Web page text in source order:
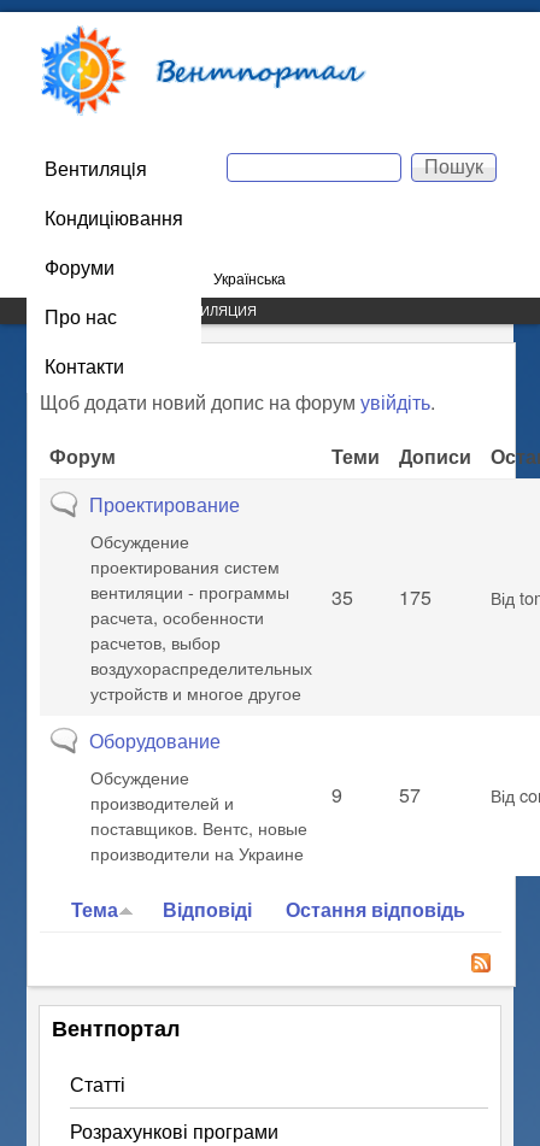
вмісту
Вентпортал
Пошукова форма
Пошук
044 223-73-87
Українська
Main menu
Вентиляцiя
Кондиціювання
Форуми
Про нас
Контакти
САЙТ /
ВИ Є ТУТ
FORUMS / ВЕНТИЛЯЦИЯ
Вентиляция
Щоб додати новий допис на форумувійдіть.
Форум
Теми Дописи
Нові дописи відсутні
Проектирование
Обсуждение
проектирования систем
вентиляции - программы
расчета, особенности
расчетов, выбор
воздухораспределительных
устройств и многое другое
35 175 Від
Нові дописи відсутні
Оборудование
Обсуждение
производителей и
поставщиков. Вентс, новые
производители на Украине
9 57 Від
Тема Відповіді Остання відповідь
Вентпортал
Статті
Розрахункові програми